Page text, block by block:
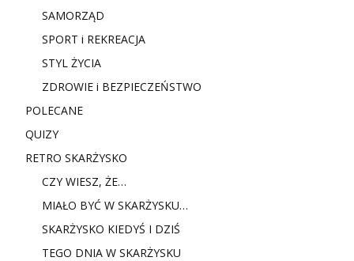
SAMORZĄD
SPORT i REKREACJA
STYL ŻYCIA
ZDROWIE i BEZPIECZEŃSTWO
POLECANE
QUIZY
RETRO SKARŻYSKO
CZY WIESZ, ŻE…
MIAŁO BYĆ W SKARŻYSKU…
SKARŻYSKO KIEDYŚ I DZIŚ
TEGO DNIA W SKARŻYSKU